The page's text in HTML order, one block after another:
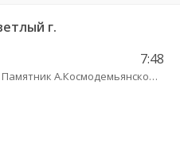
г.
7:48
Памятник А.Космодемьянскому(Балтийское шоссе) трасса